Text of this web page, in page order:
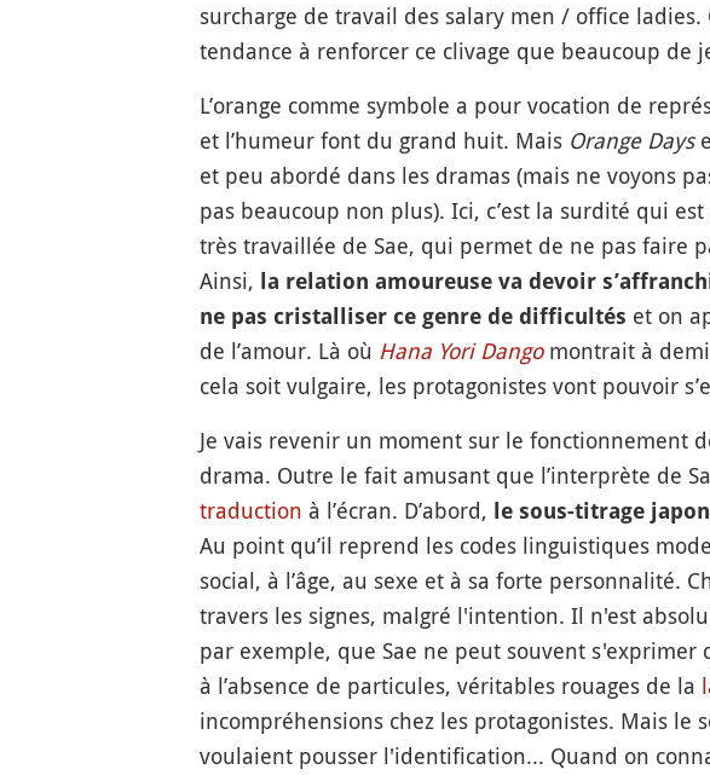
surcharge de travail des salary men / office
tendance à renforcer ce clivage que beaucoup
L’orange comme symbole a pour vocation de
et l’humeur font du grand huit. Mais Orange Days
et peu abordé dans les dramas (mais ne voyons
pas beaucoup non plus). Ici, c’est la surdité qui
très travaillée de Sae, qui permet de ne pas faire
Ainsi, la relation amoureuse va devoir
ne pas cristalliser ce genre de difficultés et on
de l’amour. Là où Hana Yori Dangomontrait à
cela soit vulgaire, les protagonistes vont pouvoir
Je vais revenir un moment sur le fonctionnement
drama. Outre le fait amusant que l’interprète de
traduction à l’écran. D’abord, le sous-titrage
Au point qu’il reprend les codes linguistiques
social, à l’âge, au sexe et à sa forte personnalité.
travers les signes, malgré l'intention. Il n'est
par exemple, que Sae ne peut souvent
à l’absence de particules, véritables rouages de la
incompréhensions chez les protagonistes. Mais
voulaient pousser l'identification... Quand on